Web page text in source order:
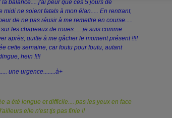
la balance.... j'ai peur que ces 5 jours de
midi ne soient fatals à mon élan..... En rentrant,
de ne pas réusir à me remettre en course.....
les chapeaux de roues..... je suis comme
après, quitte à me gâcher le moment présent !!!!
cette semaine, car foutu pour foutu, autant
hein !!!!
une urgence........à+
a été longue et difficile.... pas les yeux en face
elle n'est tjs pas finie !!